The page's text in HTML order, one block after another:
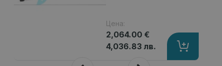
Цена:
2,064.00 €
4,036.83 лв.